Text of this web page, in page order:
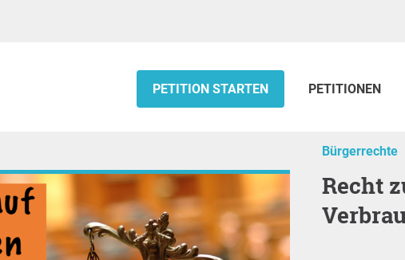
PETITION STARTEN PETITIONEN
Bürgerrechte
Recht zur Verbandsklage für